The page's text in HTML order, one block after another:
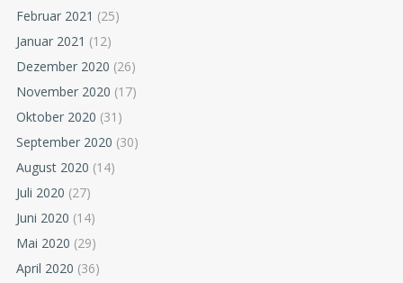
Februar 2021 (25)
Januar 2021 (12)
Dezember 2020 (26)
November 2020 (17)
Oktober 2020 (31)
September 2020 (30)
August 2020 (14)
Juli 2020 (27)
Juni 2020 (14)
Mai 2020 (29)
April 2020 (36)